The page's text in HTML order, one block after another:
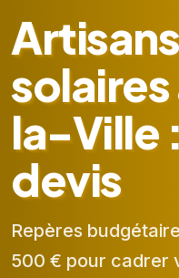
la-Ville
devis
Repères
500 € pour cadrer